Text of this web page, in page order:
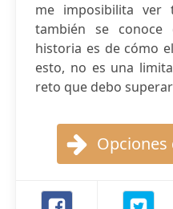
me imposibilita ver
también se conoce
historia es de cómo
esto, no es una
reto que debo
Opciones